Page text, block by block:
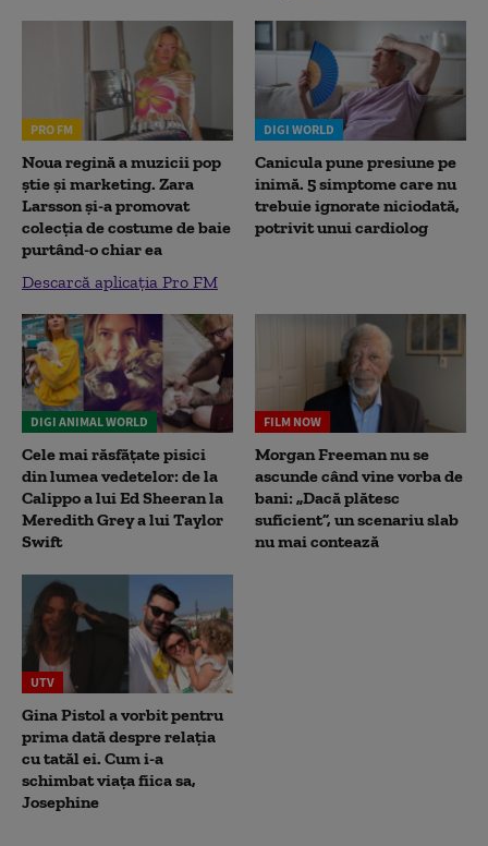
PRO FM
Noua regină a muzicii pop
știe și marketing. Zara
Larsson și-a promovat
colecția de costume de baie
purtând-o chiar ea
Descarcă aplicația Pro FM
DIGI WORLD
Canicula pune presiune pe
inimă. 5 simptome care nu
trebuie ignorate niciodată,
potrivit unui cardiolog
DIGI ANIMAL WORLD
Cele mai răsfățate pisici
din lumea vedetelor: de la
Calippo a lui Ed Sheeran la
Meredith Grey a lui Taylor
Swift
FILM NOW
Morgan Freeman nu se
ascunde când vine vorba de
bani: „Dacă plătesc
suficient”, un scenariu slab
nu mai contează
UTV
Gina Pistol a vorbit pentru
prima dată despre relația
cu tatăl ei. Cum i-a
schimbat viața fiica sa,
Josephine